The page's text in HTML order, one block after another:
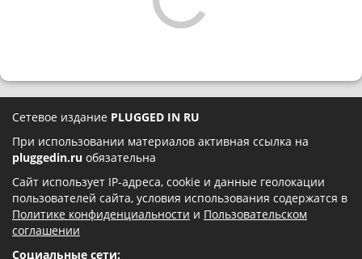
Сетевое издание PLUGGED IN RU
При использовании материалов активная ссылка на
pluggedin.ru обязательна
Сайт использует IP-адреса, cookie и данные геолокации
пользователей сайта, условия использования содержатся в
Политике конфиденциальности и Пользовательском
соглашении
Социальные сети: